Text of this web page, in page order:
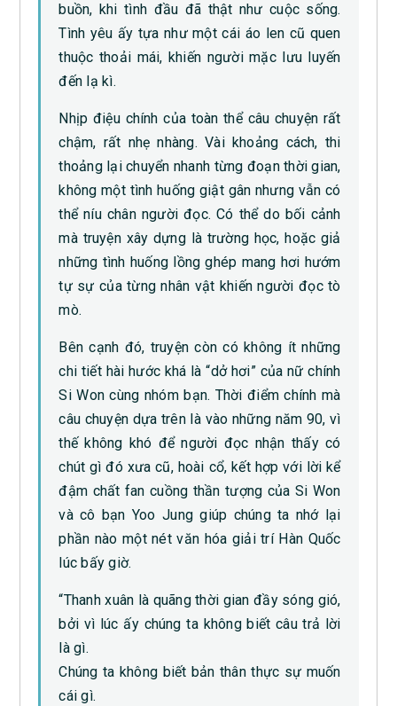
buồn, khi tình đầu đã thật như cuộc sống.
Tình yêu ấy tựa như một cái áo len cũ quen
thuộc thoải mái, khiến người mặc lưu luyến
đến lạ kì.
Nhịp điệu chính của toàn thể câu chuyện rất
chậm, rất nhẹ nhàng. Vài khoảng cách, thi
thoảng lại chuyển nhanh từng đoạn thời gian,
không một tình huống giật gân nhưng vẫn có
thể níu chân người đọc. Có thể do bối cảnh
mà truyện xây dựng là trường học, hoặc giả
những tình huống lồng ghép mang hơi hướm
tự sự của từng nhân vật khiến người đọc tò
mò.
Bên cạnh đó, truyện còn có không ít những
chi tiết hài hước khá là “dở hơi” của nữ chính
Si Won cùng nhóm bạn. Thời điểm chính mà
câu chuyện dựa trên là vào những năm 90, vì
thế không khó để người đọc nhận thấy có
chút gì đó xưa cũ, hoài cổ, kết hợp với lời kể
đậm chất fan cuồng thần tượng của Si Won
và cô bạn Yoo Jung giúp chúng ta nhớ lại
phần nào một nét văn hóa giải trí Hàn Quốc
lúc bấy giờ.
“Thanh xuân là quãng thời gian đầy sóng gió,
bởi vì lúc ấy chúng ta không biết câu trả lời
là gì.
Chúng ta không biết bản thân thực sự muốn
cái gì.